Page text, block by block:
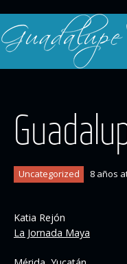
Uncategorized 8 años
Katia Rejón
La Jornada Maya